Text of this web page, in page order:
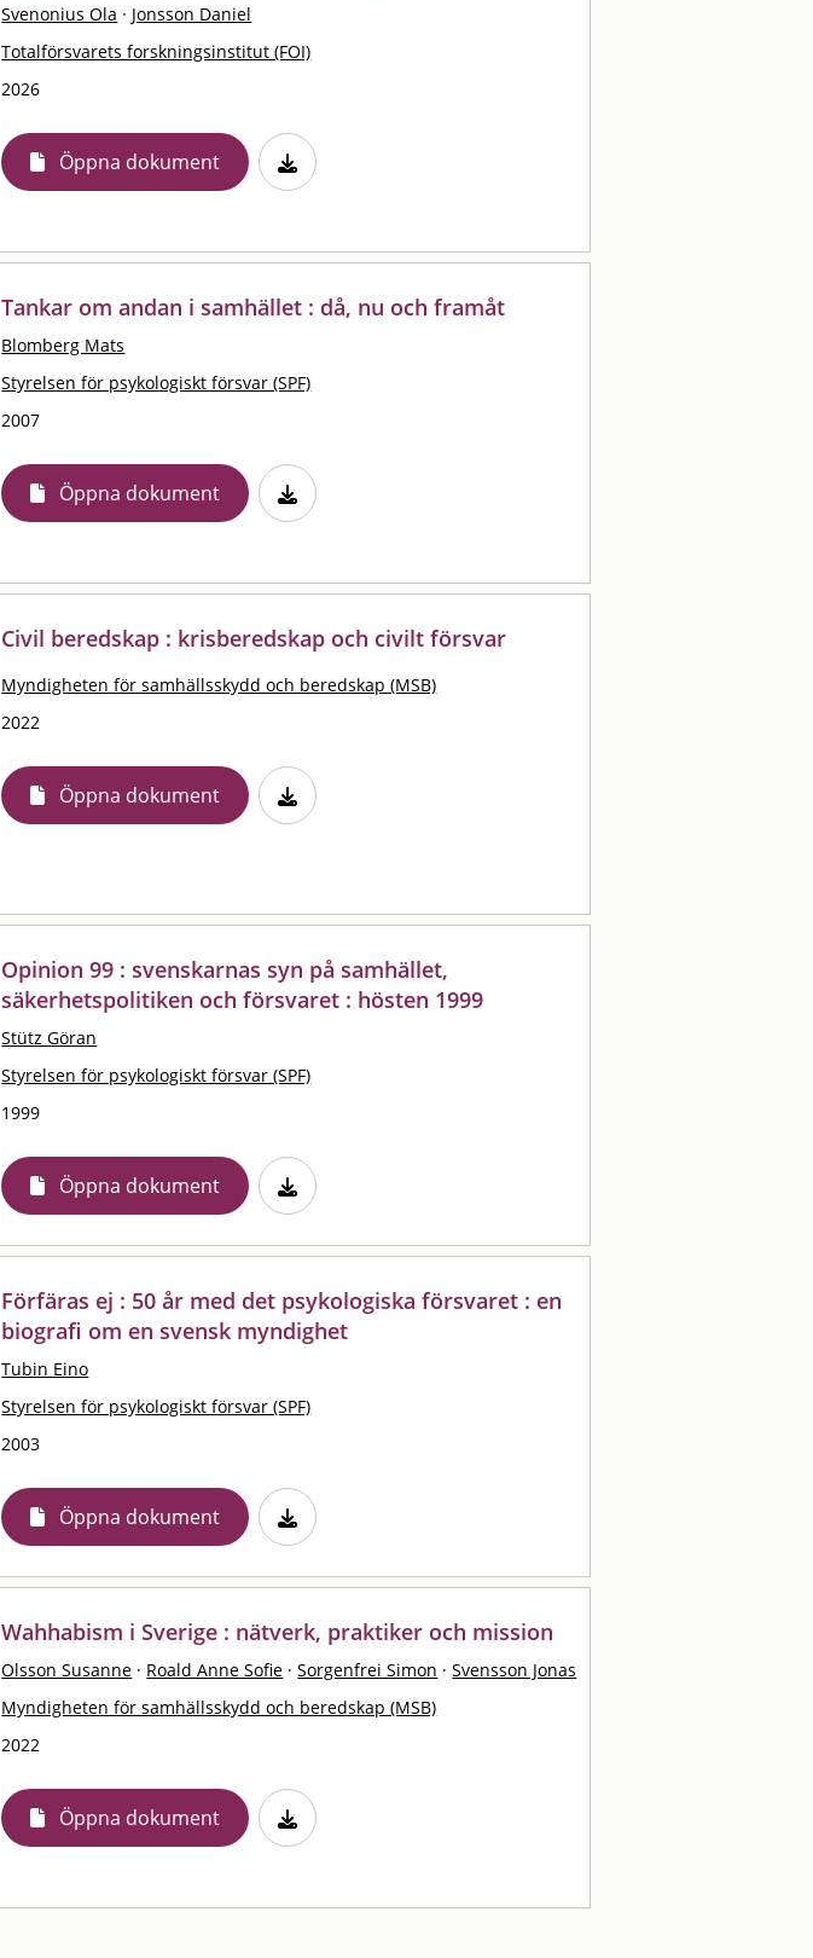
Svenonius Ola · Jonsson Daniel
Totalförsvarets forskningsinstitut (FOI)
2026
Öppna dokument
Tankar om andan i samhället : då, nu och framåt
Blomberg Mats
Styrelsen för psykologiskt försvar (SPF)
2007
Öppna dokument
Civil beredskap : krisberedskap och civilt försvar
Myndigheten för samhällsskydd och beredskap (MSB)
2022
Öppna dokument
Opinion 99 : svenskarnas syn på samhället,
säkerhetspolitiken och försvaret : hösten 1999
Stütz Göran
Styrelsen för psykologiskt försvar (SPF)
1999
Öppna dokument
Förfäras ej : 50 år med det psykologiska försvaret : en
biografi om en svensk myndighet
Tubin Eino
Styrelsen för psykologiskt försvar (SPF)
2003
Öppna dokument
Wahhabism i Sverige : nätverk, praktiker och mission
Olsson Susanne · Roald Anne Sofie · Sorgenfrei Simon · Svensson Jonas
Myndigheten för samhällsskydd och beredskap (MSB)
2022
Öppna dokument